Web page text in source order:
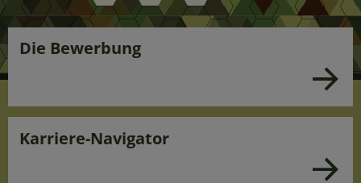
Die Bewerbung
Karriere-Navigator